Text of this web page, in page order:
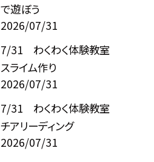
で遊ぼう
2026/07/31
7/31 わくわく体験教室
スライム作り
2026/07/31
7/31 わくわく体験教室
チアリーディング
2026/07/31